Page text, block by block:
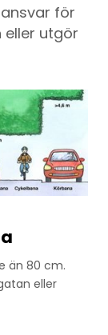
för
utgör
än 80 cm.
eller